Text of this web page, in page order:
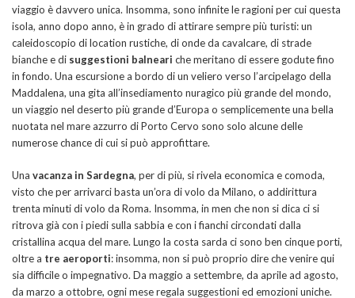
viaggio è davvero unica. Insomma, sono infinite le ragioni per cui questa
isola, anno dopo anno, è in grado di attirare sempre più turisti: un
caleidoscopio di location rustiche, di onde da cavalcare, di strade
bianche e di suggestioni balneari che meritano di essere godute fino
in fondo. Una escursione a bordo di un veliero verso l’arcipelago della
Maddalena, una gita all’insediamento nuragico più grande del mondo,
un viaggio nel deserto più grande d’Europa o semplicemente una bella
nuotata nel mare azzurro di Porto Cervo sono solo alcune delle
numerose chance di cui si può approfittare.
Una vacanza in Sardegna, per di più, si rivela economica e comoda,
visto che per arrivarci basta un’ora di volo da Milano, o addirittura
trenta minuti di volo da Roma. Insomma, in men che non si dica ci si
ritrova già con i piedi sulla sabbia e con i fianchi circondati dalla
cristallina acqua del mare. Lungo la costa sarda ci sono ben cinque porti,
oltre a tre aeroporti: insomma, non si può proprio dire che venire qui
sia difficile o impegnativo. Da maggio a settembre, da aprile ad agosto,
da marzo a ottobre, ogni mese regala suggestioni ed emozioni uniche.